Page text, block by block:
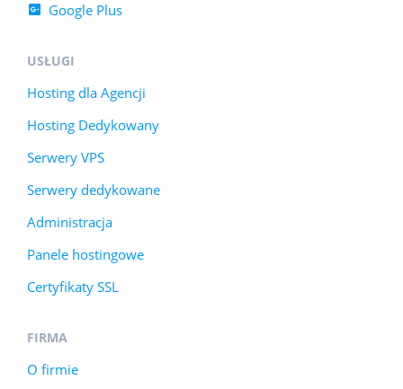
Google Plus
USŁUGI
Hosting dla Agencji
Hosting Dedykowany
Serwery VPS
Serwery dedykowane
Administracja
Panele hostingowe
Certyfikaty SSL
FIRMA
O firmie